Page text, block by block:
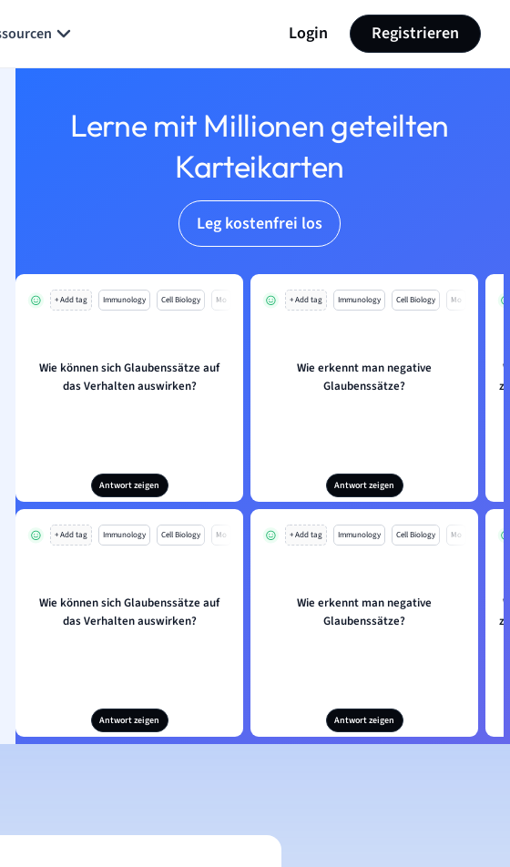
Login Registrieren
Lerne mit Millionen geteilten
Karteikarten
Leg kostenfrei los
+ Add tag Immunology Cell Biology Mo
Wie können sich Glaubenssätze auf
das Verhalten auswirken?
Antwort zeigen
+ Add tag Immunology Cell Biology Mo
Wie erkennt man negative
Glaubenssätze?
Antwort zeigen
+ Add tag Immunology Cell Biology Mo
Wie können sich Glaubenssätze auf
das Verhalten auswirken?
Antwort zeigen
+ Add tag Immunology Cell Biology Mo
Wie erkennt man negative
Glaubenssätze?
Antwort zeigen